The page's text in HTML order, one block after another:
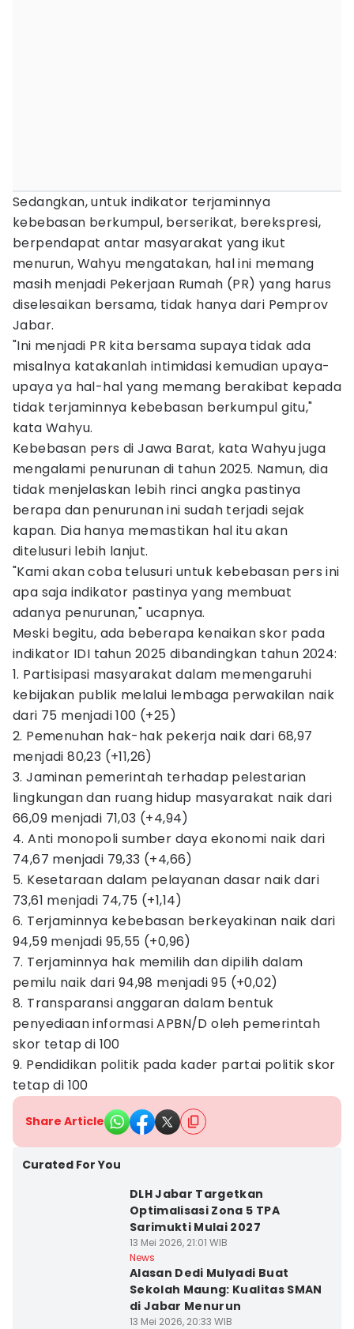
Sedangkan, untuk indikator terjaminnya
kebebasan berkumpul, berserikat, berekspresi,
berpendapat antar masyarakat yang ikut
menurun, Wahyu mengatakan, hal ini memang
masih menjadi Pekerjaan Rumah (PR) yang harus
diselesaikan bersama, tidak hanya dari Pemprov
Jabar.
"Ini menjadi PR kita bersama supaya tidak ada
misalnya katakanlah intimidasi kemudian upaya-
upaya ya hal-hal yang memang berakibat kepada
tidak terjaminnya kebebasan berkumpul gitu,"
kata Wahyu.
Kebebasan pers di Jawa Barat, kata Wahyu juga
mengalami penurunan di tahun 2025. Namun, dia
tidak menjelaskan lebih rinci angka pastinya
berapa dan penurunan ini sudah terjadi sejak
kapan. Dia hanya memastikan hal itu akan
ditelusuri lebih lanjut.
"Kami akan coba telusuri untuk kebebasan pers ini
apa saja indikator pastinya yang membuat
adanya penurunan," ucapnya.
Meski begitu, ada beberapa kenaikan skor pada
indikator IDI tahun 2025 dibandingkan tahun 2024:
1. Partisipasi masyarakat dalam memengaruhi
kebijakan publik melalui lembaga perwakilan naik
dari 75 menjadi 100 (+25)
2. Pemenuhan hak-hak pekerja naik dari 68,97
menjadi 80,23 (+11,26)
3. Jaminan pemerintah terhadap pelestarian
lingkungan dan ruang hidup masyarakat naik dari
66,09 menjadi 71,03 (+4,94)
4. Anti monopoli sumber daya ekonomi naik dari
74,67 menjadi 79,33 (+4,66)
5. Kesetaraan dalam pelayanan dasar naik dari
73,61 menjadi 74,75 (+1,14)
6. Terjaminnya kebebasan berkeyakinan naik dari
94,59 menjadi 95,55 (+0,96)
7. Terjaminnya hak memilih dan dipilih dalam
pemilu naik dari 94,98 menjadi 95 (+0,02)
8. Transparansi anggaran dalam bentuk
penyediaan informasi APBN/D oleh pemerintah
skor tetap di 100
9. Pendidikan politik pada kader partai politik skor
tetap di 100
Share Article
Curated For You
DLH Jabar Targetkan
Optimalisasi Zona 5 TPA
Sarimukti Mulai 2027
13 Mei 2026, 21:01 WIB
News
Alasan Dedi Mulyadi Buat
Sekolah Maung: Kualitas SMAN
di Jabar Menurun
13 Mei 2026, 20:33 WIB